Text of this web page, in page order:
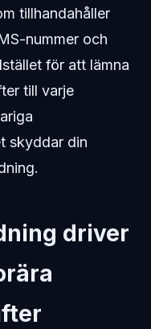
tillhandahåller
nummer och
för att lämna
till varje
skyddar din
driver